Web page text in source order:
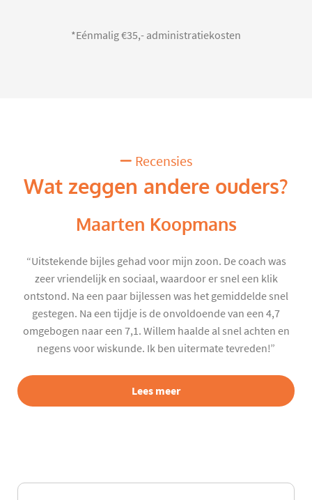
*Eénmalig €35,- administratiekosten
Recensies
Wat zeggen andere ouders?
Maarten Koopmans
“Uitstekende bijles gehad voor mijn zoon. De coach was
zeer vriendelijk en sociaal, waardoor er snel een klik
ontstond. Na een paar bijlessen was het gemiddelde snel
gestegen. Na een tijdje is de onvoldoende van een 4,7
omgebogen naar een 7,1. Willem haalde al snel achten en
negens voor wiskunde. Ik ben uitermate tevreden!”
Lees meer